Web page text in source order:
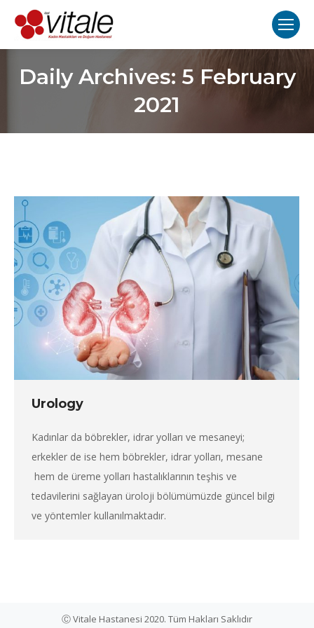
Daily Archives: 5 February
2021
Urology
Kadınlar da böbrekler, idrar yolları ve mesaneyi;
erkekler de ise hem böbrekler, idrar yolları, mesane
hem de üreme yolları hastalıklarının teşhis ve
tedavilerini sağlayan üroloji bölümümüzde güncel bilgi
ve yöntemler kullanılmaktadır.
Ⓒ Vitale Hastanesi 2020. Tüm Hakları Saklıdır